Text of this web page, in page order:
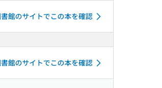
館のサイトでこの本を確認
館のサイトでこの本を確認